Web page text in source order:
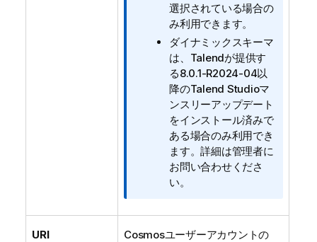
選択されている場合の
み利用できます。
ダイナミックスキーマ
は、 Talendが提供す
る8.0.1-R2024-04以
降のTalend Studioマ
ンスリーアップデート
をインストール済みで
ある場合のみ利用でき
ます。詳細は管理者に
お問い合わせくださ
い。
URI
Cosmosユーザーアカウントの